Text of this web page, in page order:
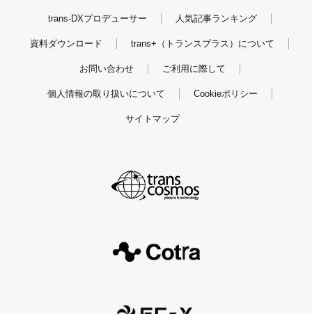
trans-DXプロデューサー 人気記事ランキング
資料ダウンロード trans+（トランスプラス）について
お問い合わせ ご利用に際して
個人情報の取り扱いについて Cookieポリシー
サイトマップ